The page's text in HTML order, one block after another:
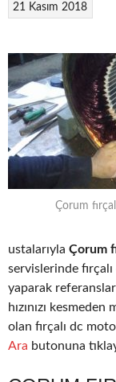
21 Kasım 2018
Çorum
ustalarıyla Çorum
servislerinde
yaparak
hızınızı
olan fırçalı dc
Ara butonuna